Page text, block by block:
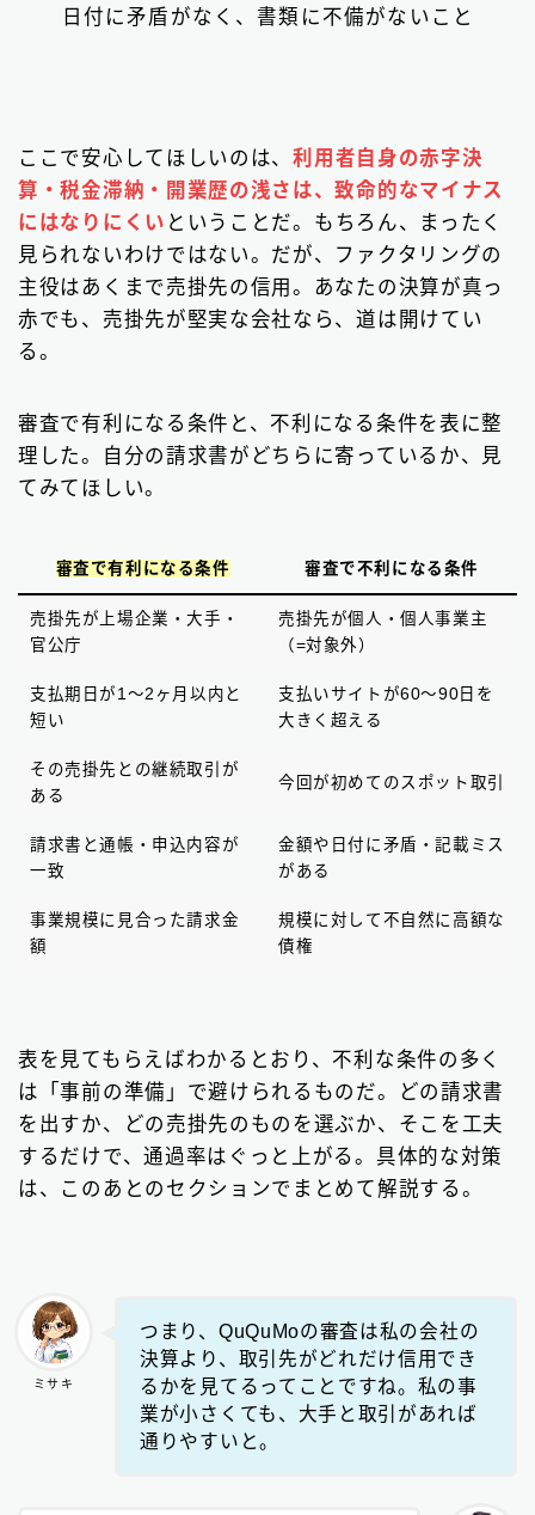
日付に矛盾がなく、書類に不備がないこと
ここで安心してほしいのは、利用者自身の赤字決
算・税金滞納・開業歴の浅さは、致命的なマイナス
にはなりにくい ということだ。もちろん、まったく
見られないわけではない。だが、ファクタリングの
主役はあくまで売掛先の信用。あなたの決算が真っ
赤でも、売掛先が堅実な会社なら、道は開けてい
る。
審査で有利になる条件と、不利になる条件を表に整
理した。自分の請求書がどちらに寄っているか、見
てみてほしい。
審査で有利になる条件 審査で不利になる条件
売掛先が上場企業・大手・
官公庁
売掛先が個人・個人事業主
（=対象外）
支払期日が1〜2ヶ月以内と
短い
支払いサイトが60〜90日を
大きく超える
その売掛先との継続取引が
ある
今回が初めてのスポット取引
請求書と通帳・申込内容が
一致
金額や日付に矛盾・記載ミス
がある
事業規模に見合った請求金
額
規模に対して不自然に高額な
債権
表を見てもらえばわかるとおり、不利な条件の多く
は「事前の準備」で避けられるものだ。どの請求書
を出すか、どの売掛先のものを選ぶか、そこを工夫
するだけで、通過率はぐっと上がる。具体的な対策
は、このあとのセクションでまとめて解説する。
ミサキ
つまり、QuQuMoの審査は私の会社の
決算より、取引先がどれだけ信用でき
るかを見てるってことですね。私の事
業が小さくても、大手と取引があれば
通りやすいと。